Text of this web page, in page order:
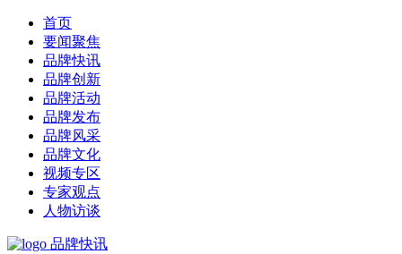
首页
要闻聚焦
品牌快讯
品牌创新
品牌活动
品牌发布
品牌风采
品牌文化
视频专区
专家观点
人物访谈
品牌快讯